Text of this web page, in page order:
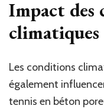
Impact des
climatiques
Les conditions
également
tennis en béton